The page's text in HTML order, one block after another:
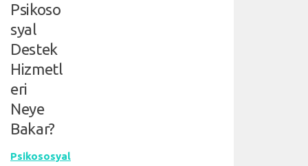
Psikoso
syal
Destek
Hizmetl
eri
Neye
Bakar?
Psikososyal